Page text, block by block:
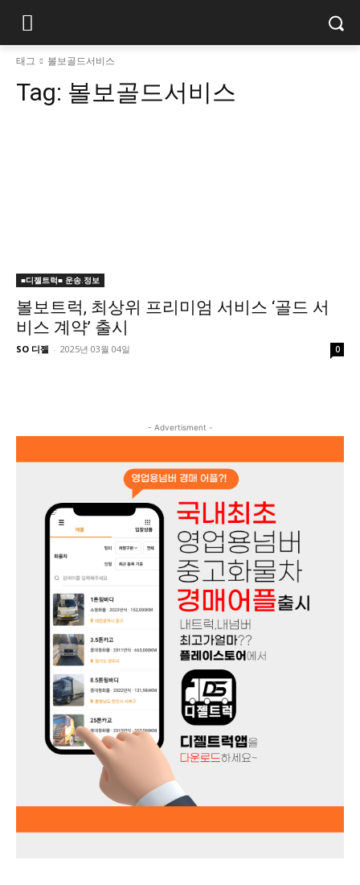
태그 볼보골드서비스
Tag: 볼보골드서비스
■디젤트럭■ 운송.정보
볼보트럭, 최상위 프리미엄 서비스 ‘골드 서
비스 계약’ 출시
SO 디젤 - 2025년 03월 04일 0
- Advertisment -